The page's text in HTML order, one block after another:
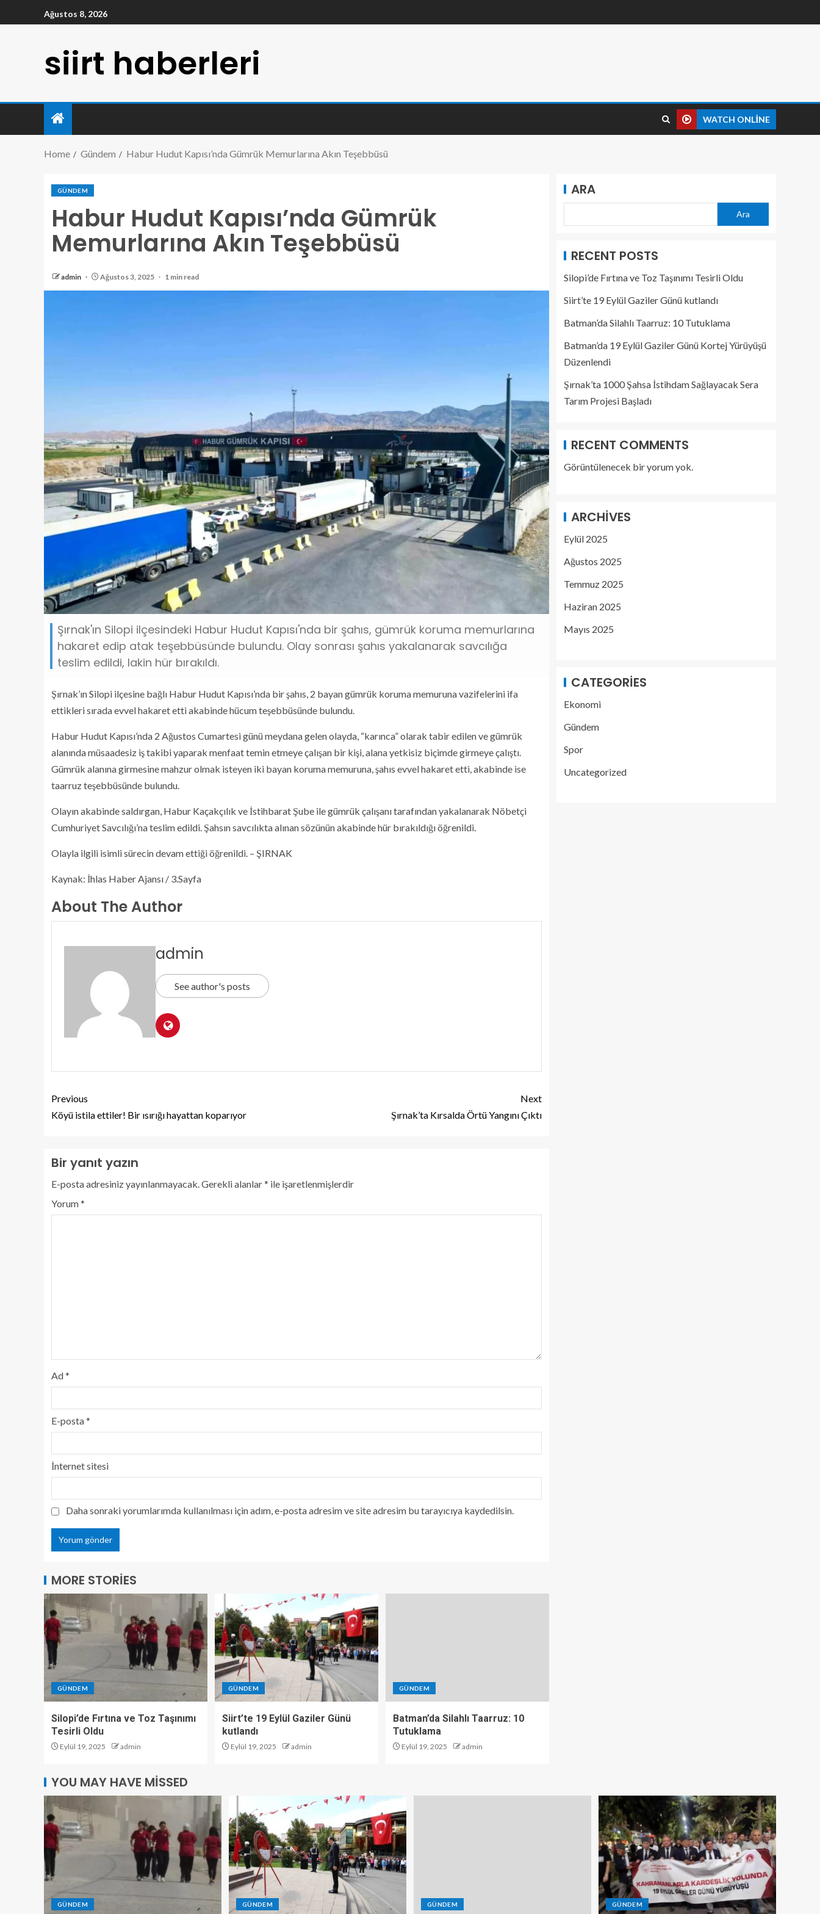
Ağustos 8, 2026
siirt haberleri
WATCH ONLINE
Home Gündem Habur Hudut Kapısı’nda Gümrük Memurlarına Akın Teşebbüsü
GÜNDEM
Habur Hudut Kapısı’nda Gümrük
Memurlarına Akın Teşebbüsü
admin Ağustos 3, 2025 1 min read
Şırnak'ın Silopi ilçesindeki Habur Hudut Kapısı'nda bir şahıs, gümrük koruma memurlarına
hakaret edip atak teşebbüsünde bulundu. Olay sonrası şahıs yakalanarak savcılığa
teslim edildi, lakin hür bırakıldı.
Şırnak’ın Silopi ilçesine bağlı Habur Hudut Kapısı’nda bir şahıs, 2 bayan gümrük koruma memuruna vazifelerini ifa
ettikleri sırada evvel hakaret etti akabinde hücum teşebbüsünde bulundu.
Habur Hudut Kapısı’nda 2 Ağustos Cumartesi günü meydana gelen olayda, “karınca” olarak tabir edilen ve gümrük
alanında müsaadesiz iş takibi yaparak menfaat temin etmeye çalışan bir kişi, alana yetkisiz biçimde girmeye çalıştı.
Gümrük alanına girmesine mahzur olmak isteyen iki bayan koruma memuruna, şahıs evvel hakaret etti, akabinde ise
taarruz teşebbüsünde bulundu.
Olayın akabinde saldırgan, Habur Kaçakçılık ve İstihbarat Şube ile gümrük çalışanı tarafından yakalanarak Nöbetçi
Cumhuriyet Savcılığı’na teslim edildi. Şahsın savcılıkta alınan sözünün akabinde hür bırakıldığı öğrenildi.
Olayla ilgili isimli sürecin devam ettiği öğrenildi. – ŞIRNAK
Kaynak: İhlas Haber Ajansı / 3.Sayfa
About The Author
admin
See author's posts
Previous
Köyü istila ettiler! Bir ısırığı hayattan koparıyor
Next
Şırnak’ta Kırsalda Örtü Yangını Çıktı
Bir yanıt yazın
E-posta adresiniz yayınlanmayacak. Gerekli alanlar* ile işaretlenmişlerdir
Yorum*
Ad*
E-posta*
İnternet sitesi
Daha sonraki yorumlarımda kullanılması için adım, e-posta adresim ve site adresim bu tarayıcıya kaydedilsin.
MORE STORIES
GÜNDEM
Silopi’de Fırtına ve Toz Taşınımı
Tesirli Oldu
Eylül 19, 2025 admin
GÜNDEM
Siirt’te 19 Eylül Gaziler Günü
kutlandı
Eylül 19, 2025 admin
GÜNDEM
Batman’da Silahlı Taarruz: 10
Tutuklama
Eylül 19, 2025 admin
ARA
Ara
RECENT POSTS
Silopi’de Fırtına ve Toz Taşınımı Tesirli Oldu
Siirt’te 19 Eylül Gaziler Günü kutlandı
Batman’da Silahlı Taarruz: 10 Tutuklama
Batman’da 19 Eylül Gaziler Günü Kortej Yürüyüşü
Düzenlendi
Şırnak’ta 1000 Şahsa İstihdam Sağlayacak Sera
Tarım Projesi Başladı
RECENT COMMENTS
Görüntülenecek bir yorum yok.
ARCHIVES
Eylül 2025
Ağustos 2025
Temmuz 2025
Haziran 2025
Mayıs 2025
CATEGORIES
Ekonomi
Gündem
Spor
Uncategorized
YOU MAY HAVE MISSED
GÜNDEM GÜNDEM GÜNDEM GÜNDEM